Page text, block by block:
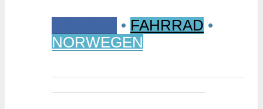
• FAHRRAD •
NORWEGEN